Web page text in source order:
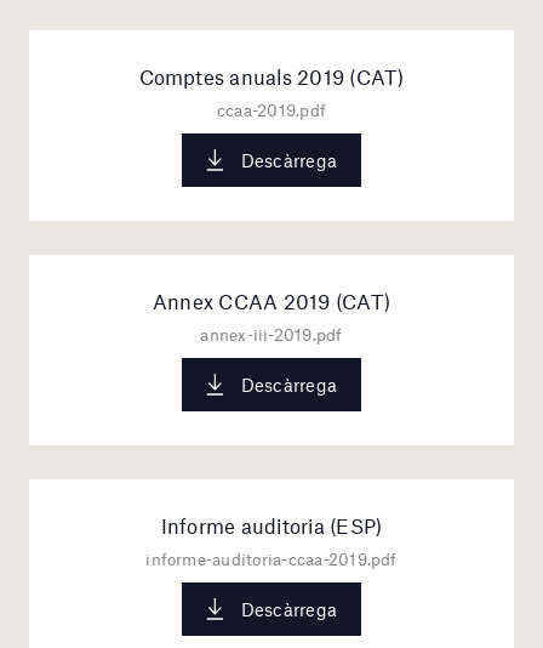
Comptes anuals 2019 (CAT)
ccaa-2019.pdf
Descàrrega
Annex CCAA 2019 (CAT)
annex-iii-2019.pdf
Descàrrega
Informe auditoria (ESP)
informe-auditoria-ccaa-2019.pdf
Descàrrega